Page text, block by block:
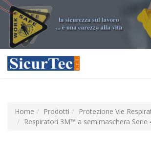
Home Prodotti
Protezione Vie
Respiratori 3M™ a semimaschera Serie